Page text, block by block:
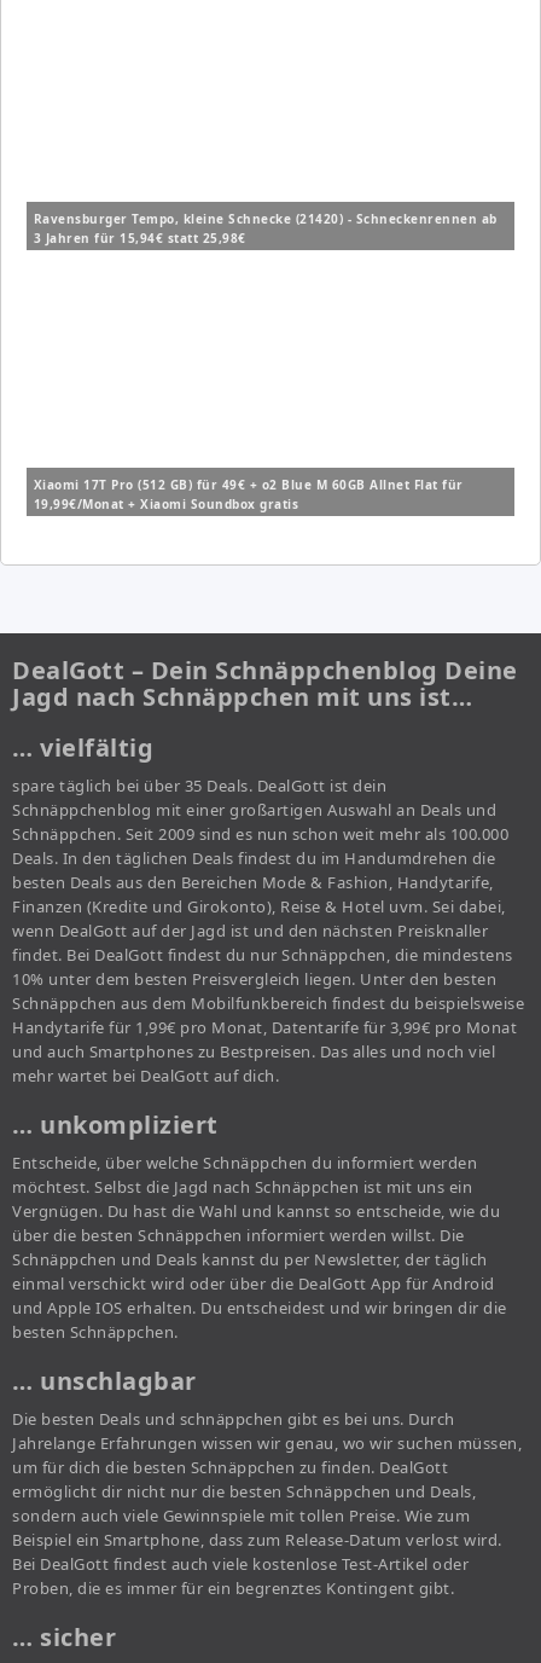
Ravensburger Tempo, kleine Schnecke (21420) - Schneckenrennen ab
3 Jahren für 15,94€ statt 25,98€
Xiaomi 17T Pro (512 GB) für 49€ + o2 Blue M 60GB Allnet Flat für
19,99€/Monat + Xiaomi Soundbox gratis
DealGott – Dein Schnäppchenblog Deine
Jagd nach Schnäppchen mit uns ist…
… vielfältig
spare täglich bei über 35 Deals. DealGott ist dein
Schnäppchenblog mit einer großartigen Auswahl an Deals und
Schnäppchen. Seit 2009 sind es nun schon weit mehr als 100.000
Deals. In den täglichen Deals findest du im Handumdrehen die
besten Deals aus den Bereichen Mode & Fashion, Handytarife,
Finanzen (Kredite und Girokonto), Reise & Hotel uvm. Sei dabei,
wenn DealGott auf der Jagd ist und den nächsten Preisknaller
findet. Bei DealGott findest du nur Schnäppchen, die mindestens
10% unter dem besten Preisvergleich liegen. Unter den besten
Schnäppchen aus dem Mobilfunkbereich findest du beispielsweise
Handytarife für 1,99€ pro Monat, Datentarife für 3,99€ pro Monat
und auch Smartphones zu Bestpreisen. Das alles und noch viel
mehr wartet bei DealGott auf dich.
… unkompliziert
Entscheide, über welche Schnäppchen du informiert werden
möchtest. Selbst die Jagd nach Schnäppchen ist mit uns ein
Vergnügen. Du hast die Wahl und kannst so entscheide, wie du
über die besten Schnäppchen informiert werden willst. Die
Schnäppchen und Deals kannst du per Newsletter, der täglich
einmal verschickt wird oder über die DealGott App für Android
und Apple IOS erhalten. Du entscheidest und wir bringen dir die
besten Schnäppchen.
… unschlagbar
Die besten Deals und schnäppchen gibt es bei uns. Durch
Jahrelange Erfahrungen wissen wir genau, wo wir suchen müssen,
um für dich die besten Schnäppchen zu finden. DealGott
ermöglicht dir nicht nur die besten Schnäppchen und Deals,
sondern auch viele Gewinnspiele mit tollen Preise. Wie zum
Beispiel ein Smartphone, dass zum Release-Datum verlost wird.
Bei DealGott findest auch viele kostenlose Test-Artikel oder
Proben, die es immer für ein begrenztes Kontingent gibt.
… sicher